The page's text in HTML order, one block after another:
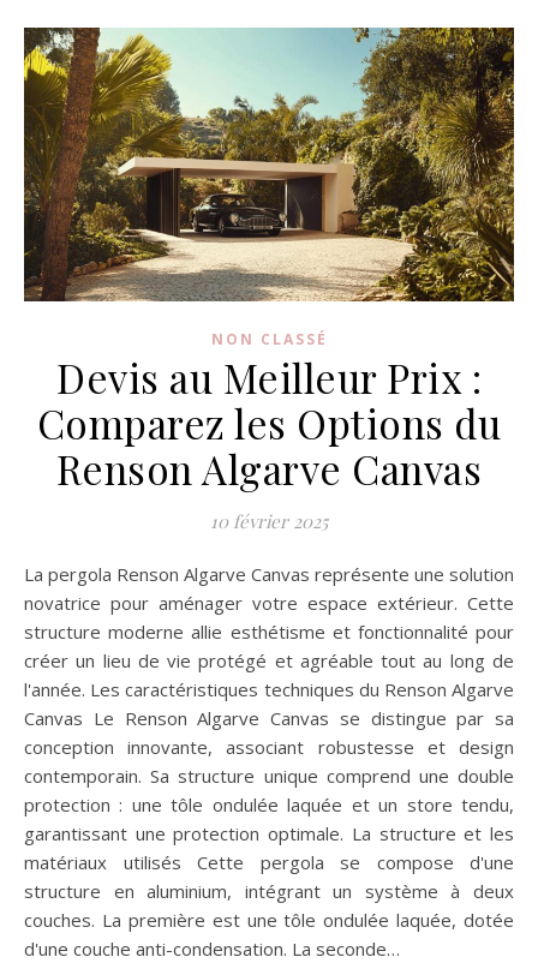
NON CLASSÉ
Devis au Meilleur Prix :
Comparez les Options du
Renson Algarve Canvas
10 février 2025
La pergola Renson Algarve Canvas représente une solution
novatrice pour aménager votre espace extérieur. Cette
structure moderne allie esthétisme et fonctionnalité pour
créer un lieu de vie protégé et agréable tout au long de
l'année. Les caractéristiques techniques du Renson Algarve
Canvas Le Renson Algarve Canvas se distingue par sa
conception innovante, associant robustesse et design
contemporain. Sa structure unique comprend une double
protection : une tôle ondulée laquée et un store tendu,
garantissant une protection optimale. La structure et les
matériaux utilisés Cette pergola se compose d'une
structure en aluminium, intégrant un système à deux
couches. La première est une tôle ondulée laquée, dotée
d'une couche anti-condensation. La seconde…